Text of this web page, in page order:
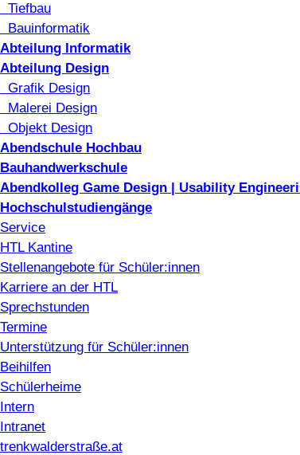
Tiefbau
Bauinformatik
Abteilung Informatik
Abteilung Design
Grafik Design
Malerei Design
Objekt Design
Abendschule Hochbau
Bauhandwerkschule
Abendkolleg Game Design | Usability
Hochschulstudiengänge
Service
HTL Kantine
Stellenangebote für Schüler:innen
Karriere an der HTL
Sprechstunden
Termine
Unterstützung für Schüler:innen
Beihilfen
Schülerheime
Intern
Intranet
trenkwalderstraße.at